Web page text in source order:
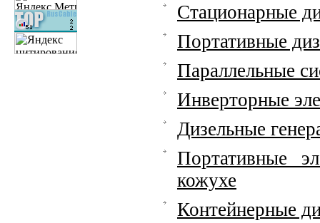
Стационарные
Портативные
Параллельные
Инверторные
Дизельные
Портативные
кожухе
Контейнерные